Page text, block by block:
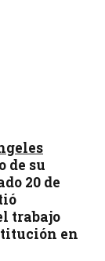
de su
20 de
trabajo
en